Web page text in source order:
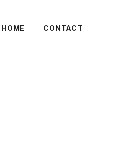
HOME CONTACT